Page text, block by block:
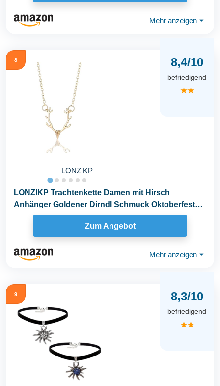
Mehr anzeigen ⏷
8
LONZIKP
8,4/10
befriedigend
★★
LONZIKP Trachtenkette Damen mit Hirsch
Anhänger Goldener Dirndl Schmuck Oktoberfest
Kette Geweih...
Zum Angebot
Mehr anzeigen ⏷
9 8,3/10
befriedigend
★★